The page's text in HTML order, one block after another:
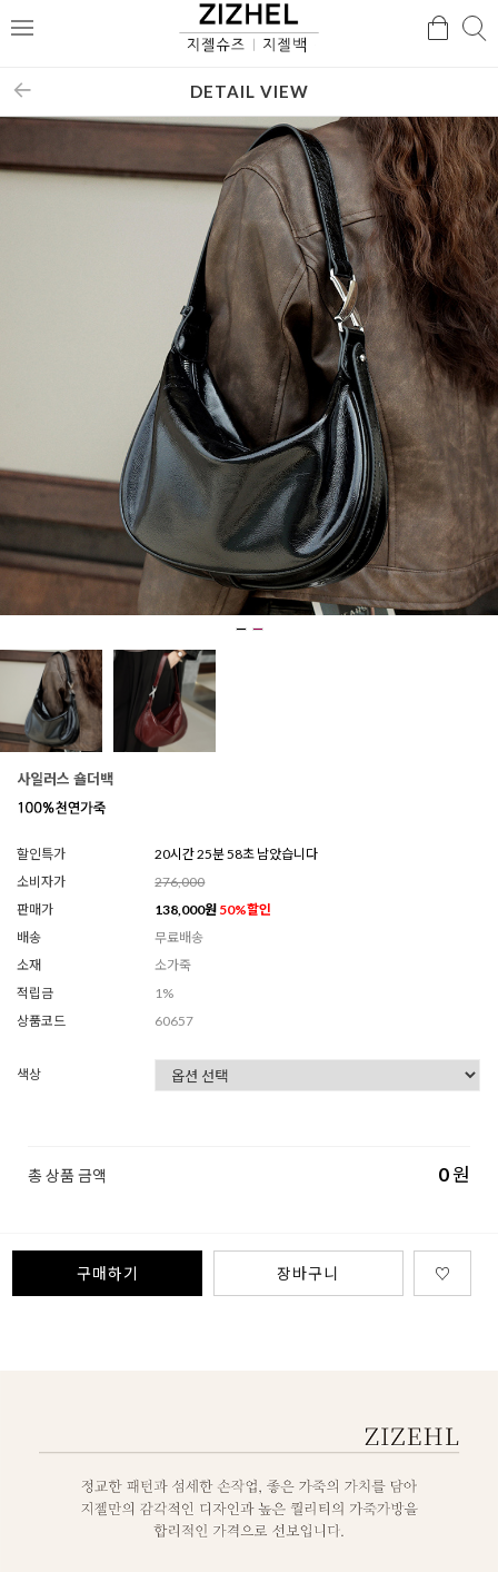
메
검
DETAIL VIEW
사일러스 숄더백
할인특가
20시간 25분 54초 남았습니다
소비자가
276,000
판매가
138,000원 50%할인
배송
무료배송
소재
소가죽
적립금
1%
상품코드
60657
색상
총 상품 금액 0원
구매하기 장바구니 ♡